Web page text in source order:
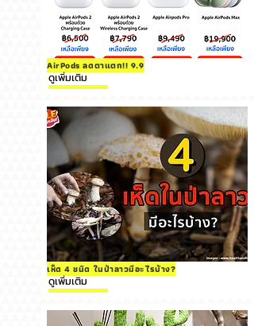
AirPods ลดตาแตก!! 9.9
ดูเพิ่มเติม
เห็ด 4 ชนิด ในป่าลาวมีอะไรบ้าง?
ดูเพิ่มเติม